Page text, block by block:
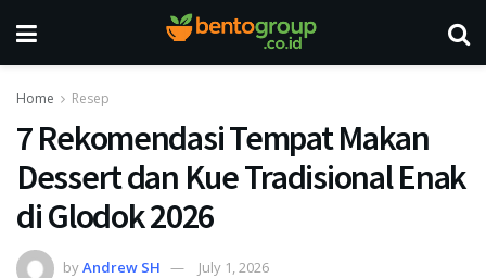
Home Resep
7 Rekomendasi Tempat Makan
Dessert dan Kue Tradisional Enak
di Glodok 2026
byAndrew SH July 1, 2026